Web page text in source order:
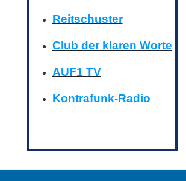
Reitschuster
Club der klaren Worte
AUF1 TV
Kontrafunk-Radio